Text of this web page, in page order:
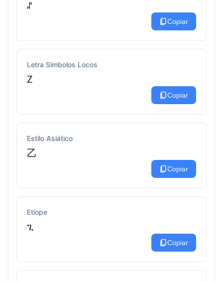
ꁴ
content_copyCopiar
Letra Símbolos Locos
ꛉ
content_copyCopiar
Estilo Asiático
乙
content_copyCopiar
Etíope
ጊ
content_copyCopiar